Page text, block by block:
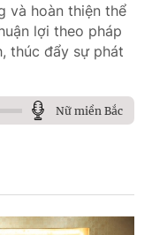
và hoàn thiện thể
lợi theo pháp
thúc đẩy sự phát
Nữ miền Bắc